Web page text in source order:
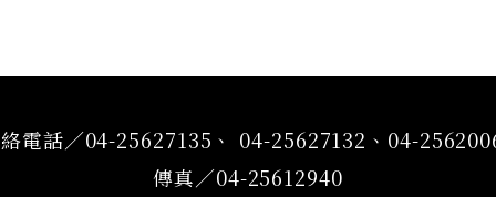
電話／04-25627135、 04-25627132、04-
傳真／04-25612940